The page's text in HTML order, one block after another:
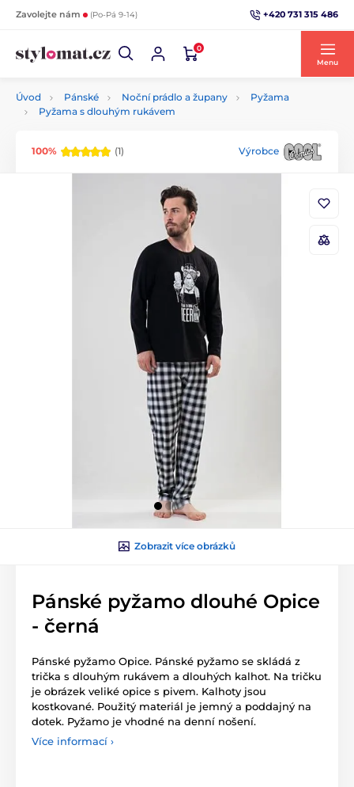
Zavolejte nám (Po-Pá 9-14) +420 731 315 486
0
Menu
Úvod Pánské Noční prádlo a župany
Pyžama
Pyžama s dlouhým rukávem
100% (1) Výrobce
Zobrazit více obrázků
Pánské pyžamo dlouhé Opice
- černá
Pánské pyžamo Opice. Pánské pyžamo se skládá z
trička s dlouhým rukávem a dlouhých kalhot. Na tričku
je obrázek veliké opice s pivem. Kalhoty jsou
kostkované. Použitý materiál je jemný a poddajný na
dotek. Pyžamo je vhodné na denní nošení.
Více informací ›